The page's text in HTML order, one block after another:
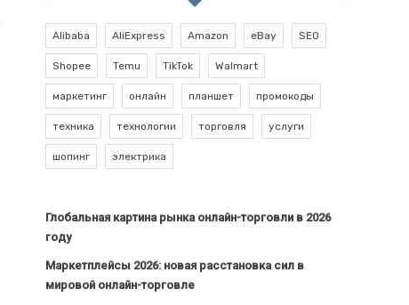
Alibaba AliExpress Amazon eBay SEO
Shopee Temu TikTok Walmart
маркетинг онлайн планшет промокоды
техника технологии торговля услуги
шопинг электрика
Глобальная картина рынка онлайн-торговли в 2026
году
Маркетплейсы 2026: новая расстановка сил в
мировой онлайн-торговле